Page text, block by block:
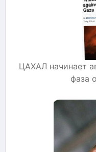
ЦАХАЛ начинает
фаза